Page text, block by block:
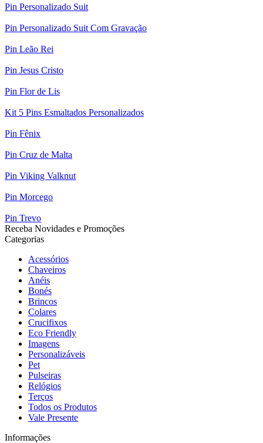
Pin Personalizado Suit
Pin Personalizado Suit Com Gravação
Pin Leão Rei
Pin Jesus Cristo
Pin Flor de Lis
Kit 5 Pins Esmaltados Personalizados
Pin Fênix
Pin Cruz de Malta
Pin Viking Valknut
Pin Morcego
Pin Trevo
Receba Novidades e Promoções
Categorias
Acessórios
Chaveiros
Anéis
Bonés
Brincos
Colares
Crucifixos
Eco Friendly
Imagens
Personalizáveis
Pet
Pulseiras
Relógios
Terços
Todos os Produtos
Vale Presente
Informações